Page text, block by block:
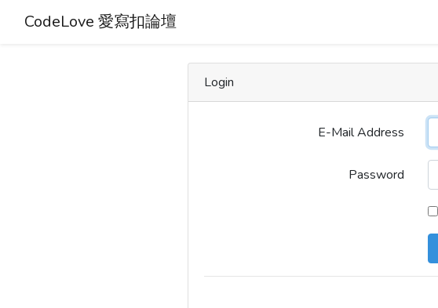
CodeLove 愛寫扣論壇
Login
E-Mail Address
Password